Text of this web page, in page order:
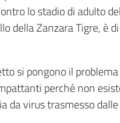
lo stadio di adulto
della Zanzara Tigre, è
si pongono il
perché non
da virus trasmesso